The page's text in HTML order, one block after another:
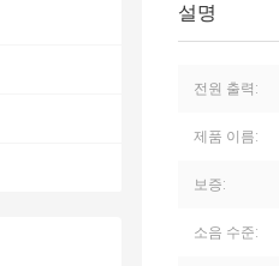
설명
전원 출력:
제품 이름:
보증:
소음 수준: